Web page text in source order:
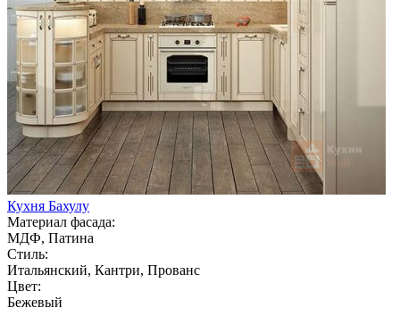
Кухня Бахулу
Материал фасада:
МДФ, Патина
Стиль:
Итальянский, Кантри, Прованс
Цвет:
Бежевый